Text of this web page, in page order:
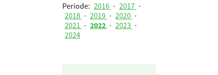
Periode: 2016 · 2017 ·
2018 · 2019 · 2020 ·
2021 · 2022 · 2023 ·
2024